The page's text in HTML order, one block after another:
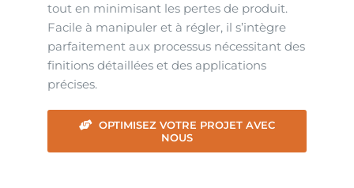
tout en minimisant les pertes de produit.
Facile à manipuler et à régler, il s’intègre
parfaitement aux processus nécessitant des
finitions détaillées et des applications
précises.
OPTIMISEZ VOTRE PROJET AVEC
NOUS